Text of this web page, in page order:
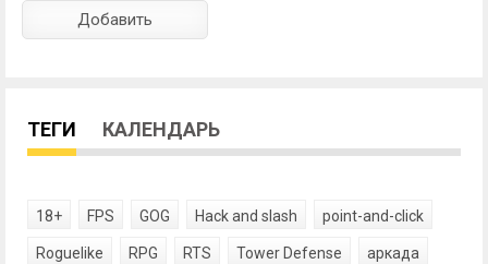
ТЕГИ КАЛЕНДАРЬ
18+ FPS GOG Hack and slash point-and-click
Roguelike RPG RTS Tower Defense аркада